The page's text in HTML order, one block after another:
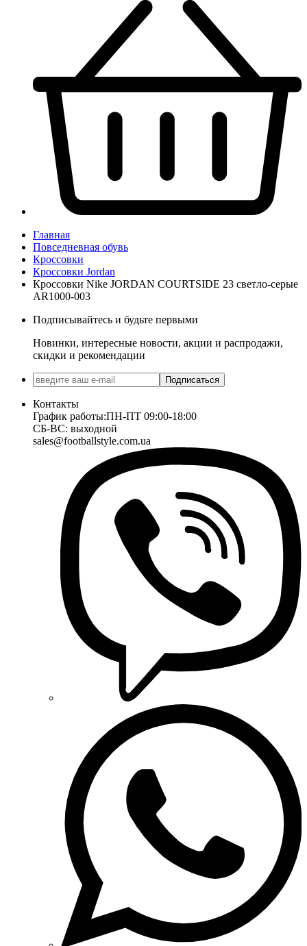
Главная
Повседневная обувь
Кроссовки
Кроссовки Jordan
Кроссовки Nike JORDAN COURTSIDE 23 светло-серые
AR1000-003
Подписывайтесь и будьте первыми
Новинки, интересные новости, акции и распродажи,
скидки и рекомендации
Подписаться
Контакты
График работы:ПН-ПТ 09:00-18:00
СБ-ВС: выходной
sales@footballstyle.com.ua